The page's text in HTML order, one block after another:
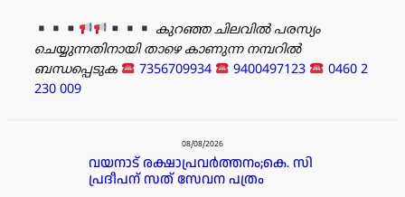
കുറഞ്ഞ ചിലവിൽ പരസ്യം
ചെയ്യുന്നതിനായി താഴെ കാണുന്ന നമ്പറിൽ
ബന്ധപ്പെടുക
7356709934 9400497123
0460 2
230 009
08/08/2026
വയനാട് രക്ഷാപ്രവർത്തനം;കെ. സി
പ്രദീപന് സത് സേവന പത്രം